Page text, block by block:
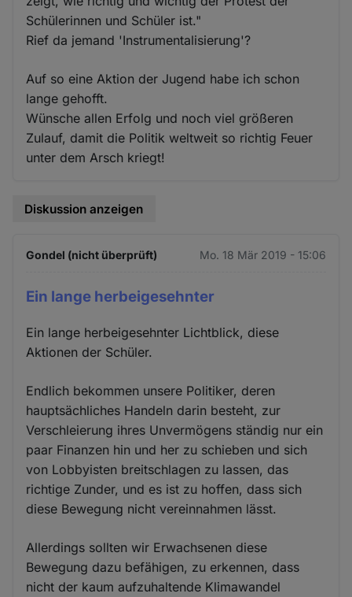
Schülerinnen und Schüler ist."
Rief da jemand 'Instrumentalisierung'?
Auf so eine Aktion der Jugend habe ich schon
lange gehofft.
Wünsche allen Erfolg und noch viel größeren
Zulauf, damit die Politik weltweit so richtig Feuer
unter dem Arsch kriegt!
Diskussion anzeigen
Gondel (nicht überprüft) Mo. 18 Mär 2019 - 15:06
Ein lange herbeigesehnter
Ein lange herbeigesehnter Lichtblick, diese
Aktionen der Schüler.
Endlich bekommen unsere Politiker, deren
hauptsächliches Handeln darin besteht, zur
Verschleierung ihres Unvermögens ständig nur ein
paar Finanzen hin und her zu schieben und sich
von Lobbyisten breitschlagen zu lassen, das
richtige Zunder, und es ist zu hoffen, dass sich
diese Bewegung nicht vereinnahmen lässt.
Allerdings sollten wir Erwachsenen diese
Bewegung dazu befähigen, zu erkennen, dass
nicht der kaum aufzuhaltende Klimawandel